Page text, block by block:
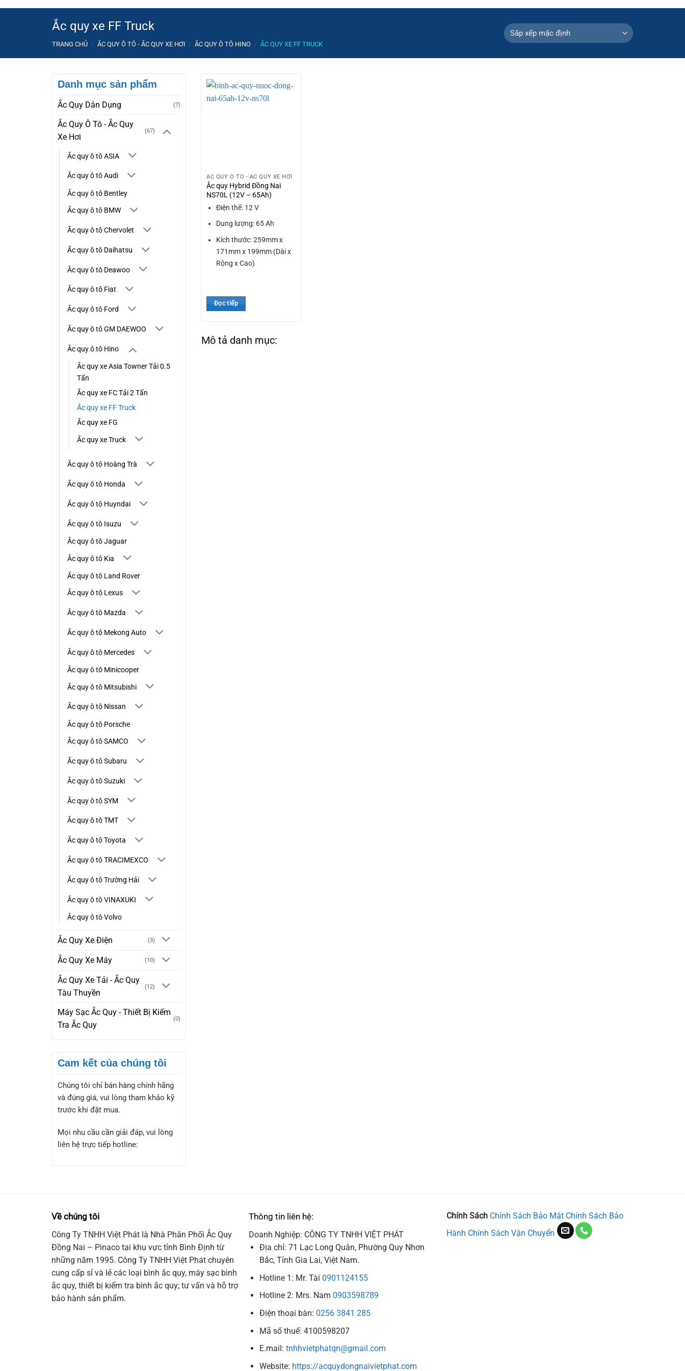
Ắc quy xe FF Truck
TRANG CHỦ / ẮC QUY Ô TÔ - ẮC QUY XE HƠI / ẮC QUY Ô TÔ HINO / ẮC QUY XE FF TRUCK
Danh mục sản phẩm
Ắc Quy Dân Dụng (7)
Ắc Quy Ô Tô - Ắc Quy
Xe Hơi
(67)
Ắc quy ô tô ASIA
Ắc quy ô tô Audi
Ắc quy ô tô Bentley
Ắc quy ô tô BMW
Ắc quy ô tô Chervolet
Ắc quy ô tô Daihatsu
Ắc quy ô tô Deawoo
Ắc quy ô tô Fiat
Ắc quy ô tô Ford
Ắc quy ô tô GM DAEWOO
Ắc quy ô tô Hino
Ắc quy xe Asia Towner Tải 0.5
Tấn
Ắc quy xe FC Tải 2 Tấn
Ắc quy xe FF Truck
Ắc quy xe FG
Ắc quy xe Truck
Ắc quy ô tô Hoàng Trà
Ắc quy ô tô Honda
Ắc quy ô tô Huyndai
Ắc quy ô tô Isuzu
Ắc quy ô tô Jaguar
Ắc quy ô tô Kia
Ắc quy ô tô Land Rover
Ắc quy ô tô Lexus
Ắc quy ô tô Mazda
Ắc quy ô tô Mekong Auto
Ắc quy ô tô Mercedes
Ắc quy ô tô Minicooper
Ắc quy ô tô Mitsubishi
Ắc quy ô tô Nissan
Ắc quy ô tô Porsche
Ắc quy ô tô SAMCO
Ắc quy ô tô Subaru
Ắc quy ô tô Suzuki
Ắc quy ô tô SYM
Ắc quy ô tô TMT
Ắc quy ô tô Toyota
Ắc quy ô tô TRACIMEXCO
Ắc quy ô tô Trường Hải
Ắc quy ô tô VINAXUKI
Ắc quy ô tô Volvo
Ắc Quy Xe Điện (3)
Ắc Quy Xe Máy (10)
Ắc Quy Xe Tải - Ắc Quy
Tàu Thuyền
(12)
Máy Sạc Ắc Quy - Thiết Bị Kiếm
Tra Ắc Quy
(0)
Cam kết của chúng tôi
Chúng tôi chỉ bán hàng chính hãng
và đúng giá, vui lòng tham khảo kỹ
trước khi đặt mua.
Mọi nhu cầu cần giải đáp, vui lòng
liên hệ trực tiếp hotline:
ẮC QUY Ô TÔ - ẮC QUY XE HƠI
Ắc quy Hybrid Đồng Nai
NS70L (12V – 65Ah)
Điện thế: 12 V
Dung lượng: 65 Ah
Kích thước: 259mm x
171mm x 199mm (Dài x
Rộng x Cao)
Đọc tiếp
Mô tả danh mục:
Về chúng tôi
Công Ty TNHH Việt Phát là Nhà Phân Phối Ắc Quy
Đồng Nai – Pinaco tại khu vực tỉnh Bình Định từ
những năm 1995. Công Ty TNHH Việt Phát chuyên
cung cấp sỉ và lẻ các loại bình ắc quy, máy sạc bình
ắc quy, thiết bị kiểm tra bình ắc quy; tư vấn và hỗ trợ
bảo hành sản phẩm.
Thông tin liên hệ:
Doanh Nghiệp: CÔNG TY TNHH VIỆT PHÁT
Địa chỉ: 71 Lạc Long Quân, Phường Quy Nhơn
Bắc, Tỉnh Gia Lai, Việt Nam.
Hotline 1: Mr. Tài 0901124155
Hotline 2: Mrs. Nam 0903598789
Điện thoại bàn: 0256 3841 285
Mã số thuế: 4100598207
E.mail: tnhhvietphatqn@gmail.com
Website: https://acquydongnaivietphat.com
Chính Sách Chính Sách Bảo Mật Chính Sách Bảo
Hành Chính Sách Vận Chuyển